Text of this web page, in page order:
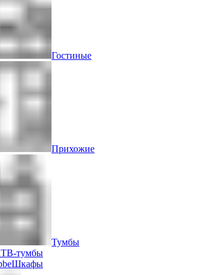
Гостиные
Прихожие
Тумбы
ТВ-тумбы
Шкафы